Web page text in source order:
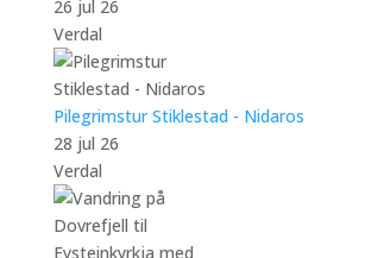
26 jul 26
Verdal
Pilegrimstur Stiklestad - Nidaros
28 jul 26
Verdal